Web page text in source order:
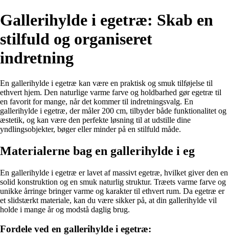
Gallerihylde i egetræ: Skab en
stilfuld og organiseret
indretning
En gallerihylde i egetræ kan være en praktisk og smuk tilføjelse til
ethvert hjem. Den naturlige varme farve og holdbarhed gør egetræ til
en favorit for mange, når det kommer til indretningsvalg. En
gallerihylde i egetræ, der måler 200 cm, tilbyder både funktionalitet og
æstetik, og kan være den perfekte løsning til at udstille dine
yndlingsobjekter, bøger eller minder på en stilfuld måde.
Materialerne bag en gallerihylde i eg
En gallerihylde i egetræ er lavet af massivt egetræ, hvilket giver den en
solid konstruktion og en smuk naturlig struktur. Træets varme farve og
unikke årringe bringer varme og karakter til ethvert rum. Da egetræ er
et slidstærkt materiale, kan du være sikker på, at din gallerihylde vil
holde i mange år og modstå daglig brug.
Fordele ved en gallerihylde i egetræ: